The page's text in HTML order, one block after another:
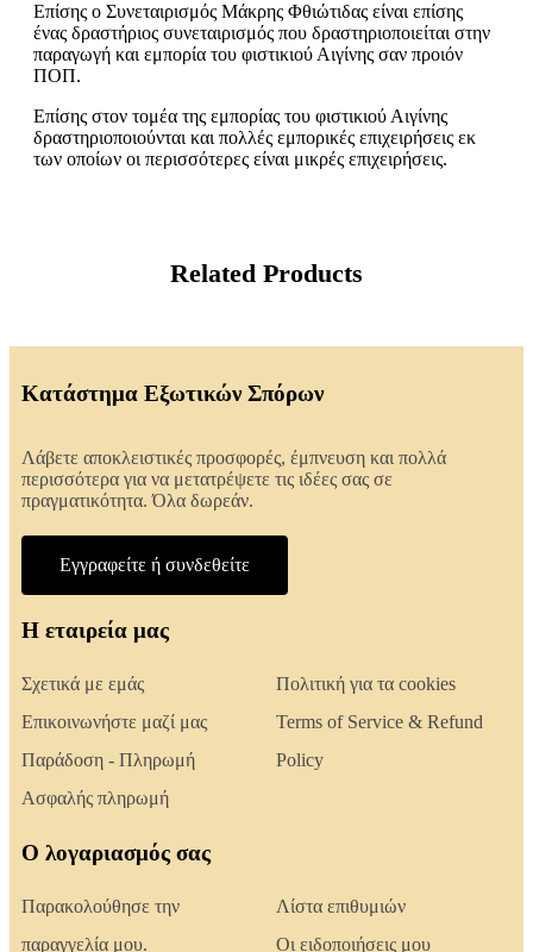
Επίσης ο Συνεταιρισμός Μάκρης Φθιώτιδας είναι επίσης
ένας δραστήριος συνεταιρισμός που δραστηριοποιείται στην
παραγωγή και εμπορία του φιστικιού Αιγίνης σαν προιόν
ΠΟΠ.
Επίσης στον τομέα της εμπορίας του φιστικιού Αιγίνης
δραστηριοποιούνται και πολλές εμπορικές επιχειρήσεις εκ
των οποίων οι περισσότερες είναι μικρές επιχειρήσεις.
Related Products
Κατάστημα Εξωτικών Σπόρων
Λάβετε αποκλειστικές προσφορές, έμπνευση και πολλά
περισσότερα για να μετατρέψετε τις ιδέες σας σε
πραγματικότητα. Όλα δωρεάν.
Εγγραφείτε ή συνδεθείτε
Η εταιρεία μας
Σχετικά με εμάς
Επικοινωνήστε μαζί μας
Παράδοση - Πληρωμή
Ασφαλής πληρωμή
Πολιτική για τα cookies
Terms of Service & Refund
Policy
Ο λογαριασμός σας
Παρακολούθησε την
παραγγελία μου.
Λίστα επιθυμιών
Οι ειδοποιήσεις μου